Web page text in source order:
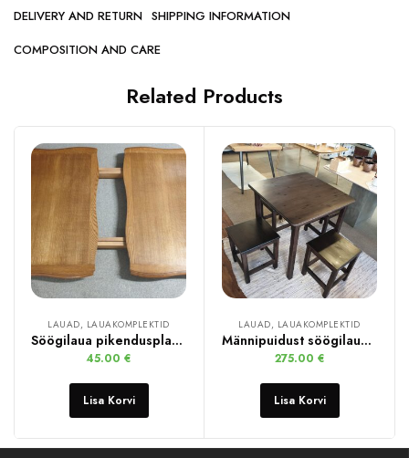
DELIVERY AND RETURN SHIPPING INFORMATION
COMPOSITION AND CARE
Related Products
LAUAD, LAUAKOMPLEKTID
Söögilaua pikendusplaadid
45.00 €
Lisa Korvi
LAUAD, LAUAKOMPLEKTID
Männipuidust söögilaud + 4 taburetti
275.00 €
Lisa Korvi